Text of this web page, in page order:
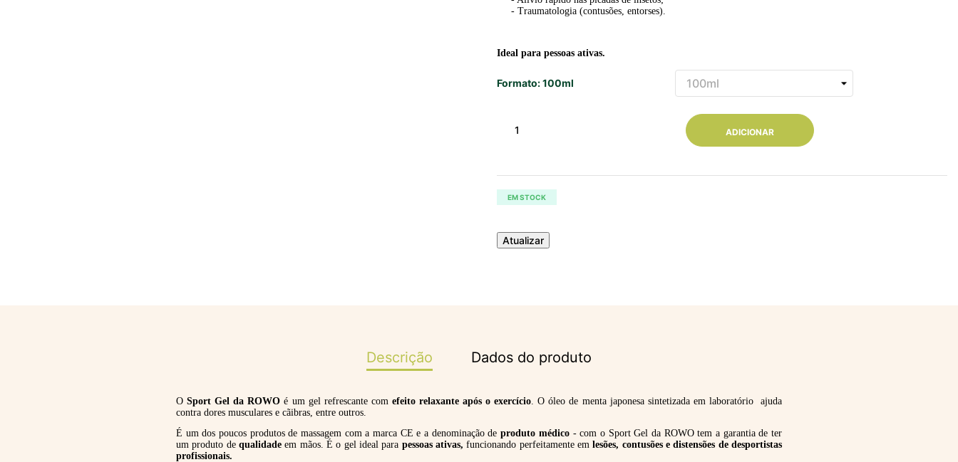
- Traumatologia (contusões, entorses).
Ideal para pessoas ativas.
Formato: 100ml
ADICIONAR
EM STOCK
Descrição Dados do produto
OSport Gel da ROWOé um gel refrescante com efeito relaxante após o exercício . O óleo de menta japonesa sintetizada em laboratório ajuda
contra dores musculares e cãibras, entre outros.
É um dos poucos produtos de massagem com a marca CE e a denominação deproduto médico- com o Sport Gel da ROWO tem a garantia de ter
um produto de qualidade em mãos. É o gel ideal para pessoas ativas, funcionando perfeitamente em lesões, contusões e distensões de desportistas
profissionais.